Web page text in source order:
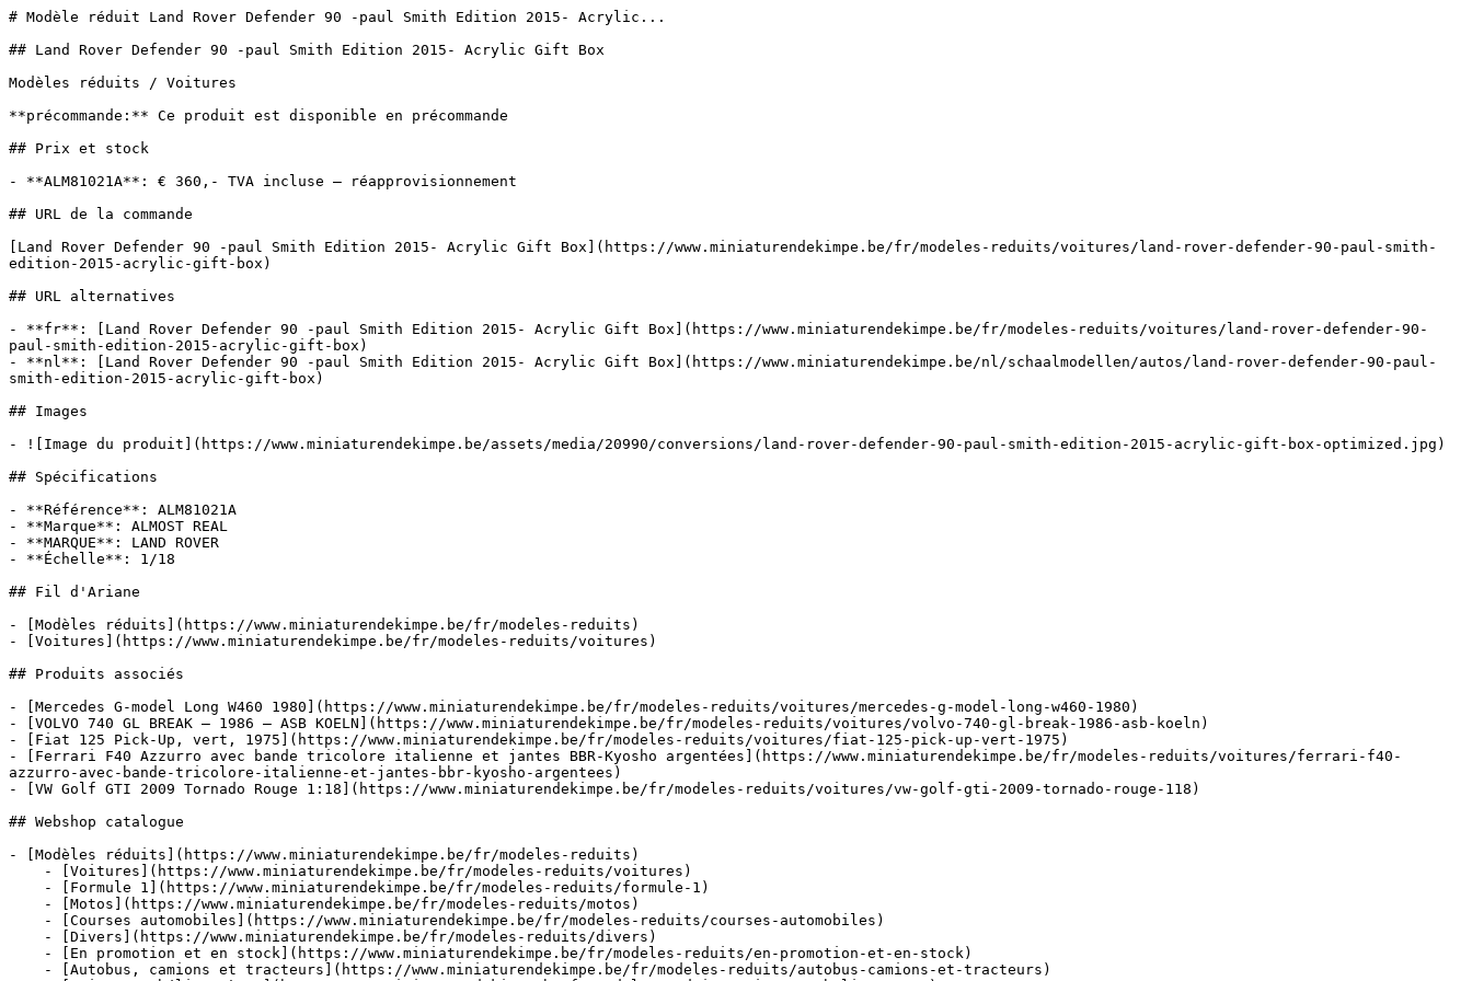
# Modèle réduit Land Rover Defender 90 -paul Smith Edition 2015- Acrylic...
## Land Rover Defender 90 -paul Smith Edition 2015- Acrylic Gift Box
Modèles réduits / Voitures
**précommande:** Ce produit est disponible en précommande
## Prix et stock
- **ALM81021A**: € 360,- TVA incluse — réapprovisionnement
## URL de la commande
[Land Rover Defender 90 -paul Smith Edition 2015- Acrylic Gift Box](https://www.miniaturendekimpe.be/fr/modeles-reduits/voitures/land-rover-defender-90-paul-smith-
edition-2015-acrylic-gift-box)
## URL alternatives
- **fr**: [Land Rover Defender 90 -paul Smith Edition 2015- Acrylic Gift Box](https://www.miniaturendekimpe.be/fr/modeles-reduits/voitures/land-rover-defender-90-
paul-smith-edition-2015-acrylic-gift-box)
- **nl**: [Land Rover Defender 90 -paul Smith Edition 2015- Acrylic Gift Box](https://www.miniaturendekimpe.be/nl/schaalmodellen/autos/land-rover-defender-90-paul-
smith-edition-2015-acrylic-gift-box)
## Images
- ![Image du produit](https://www.miniaturendekimpe.be/assets/media/20990/conversions/land-rover-defender-90-paul-smith-edition-2015-acrylic-gift-box-optimized.jpg)
## Spécifications
- **Référence**: ALM81021A
- **Marque**: ALMOST REAL
- **MARQUE**: LAND ROVER
- **Échelle**: 1/18
## Fil d'Ariane
- [Modèles réduits](https://www.miniaturendekimpe.be/fr/modeles-reduits)
- [Voitures](https://www.miniaturendekimpe.be/fr/modeles-reduits/voitures)
## Produits associés
- [Mercedes G-model Long W460 1980](https://www.miniaturendekimpe.be/fr/modeles-reduits/voitures/mercedes-g-model-long-w460-1980)
- [VOLVO 740 GL BREAK – 1986 – ASB KOELN](https://www.miniaturendekimpe.be/fr/modeles-reduits/voitures/volvo-740-gl-break-1986-asb-koeln)
- [Fiat 125 Pick-Up, vert, 1975](https://www.miniaturendekimpe.be/fr/modeles-reduits/voitures/fiat-125-pick-up-vert-1975)
- [Ferrari F40 Azzurro avec bande tricolore italienne et jantes BBR-Kyosho argentées](https://www.miniaturendekimpe.be/fr/modeles-reduits/voitures/ferrari-f40-
azzurro-avec-bande-tricolore-italienne-et-jantes-bbr-kyosho-argentees)
- [VW Golf GTI 2009 Tornado Rouge 1:18](https://www.miniaturendekimpe.be/fr/modeles-reduits/voitures/vw-golf-gti-2009-tornado-rouge-118)
## Webshop catalogue
- [Modèles réduits](https://www.miniaturendekimpe.be/fr/modeles-reduits)